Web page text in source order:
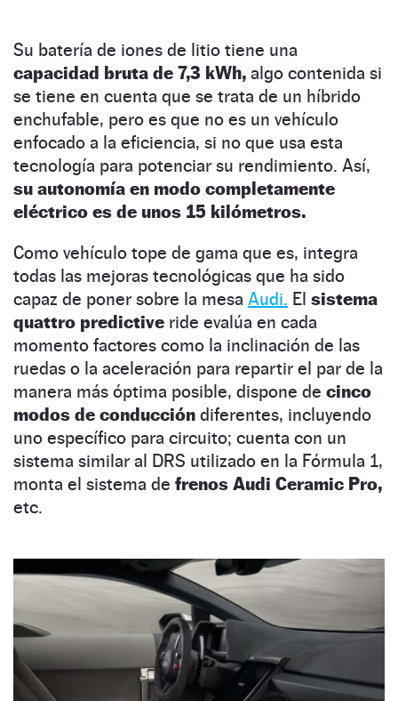
Su batería de iones de litio tiene una
capacidad bruta de 7,3 kWh, algo contenida si
se tiene en cuenta que se trata de un híbrido
enchufable, pero es que no es un vehículo
enfocado a la eficiencia, si no que usa esta
tecnología para potenciar su rendimiento. Así,
su autonomía en modo completamente
eléctrico es de unos 15 kilómetros.
Como vehículo tope de gama que es, integra
todas las mejoras tecnológicas que ha sido
capaz de poner sobre la mesa Audi. El sistema
quattro predictive ride evalúa en cada
momento factores como la inclinación de las
ruedas o la aceleración para repartir el par de la
manera más óptima posible, dispone de cinco
modos de conducción diferentes, incluyendo
uno específico para circuito; cuenta con un
sistema similar al DRS utilizado en la Fórmula 1,
monta el sistema de frenos Audi Ceramic Pro,
etc.